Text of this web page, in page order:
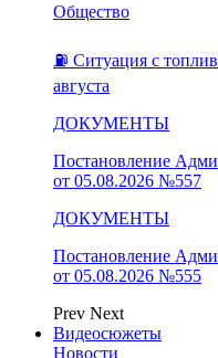
Общество
⛽️ Ситуация с
августа
ДОКУМЕНТЫ
Постановление
от 05.08.2026 №557
ДОКУМЕНТЫ
Постановление
от 05.08.2026 №555
Prev Next
Видеосюжеты
Новости